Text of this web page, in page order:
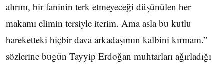
alırım, bir faninin terk etmeyeceği düşünülen her
makamı elimin tersiyle iterim. Ama asla bu kutlu
hareketteki hiçbir dava arkadaşımın kalbini kırmam.”
sözlerine bugün Tayyip Erdoğan muhtarları ağırladığı